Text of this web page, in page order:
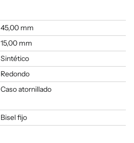
45,00 mm
15,00 mm
Sintético
Redondo
Caso atornillado
Bisel fijo